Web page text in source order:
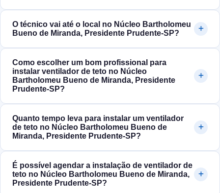
O técnico vai até o local no Núcleo Bartholomeu
Bueno de Miranda, Presidente Prudente‑SP?
Como escolher um bom profissional para
instalar ventilador de teto no Núcleo
Bartholomeu Bueno de Miranda, Presidente
Prudente‑SP?
Quanto tempo leva para instalar um ventilador
de teto no Núcleo Bartholomeu Bueno de
Miranda, Presidente Prudente‑SP?
É possível agendar a instalação de ventilador de
teto no Núcleo Bartholomeu Bueno de Miranda,
Presidente Prudente‑SP?